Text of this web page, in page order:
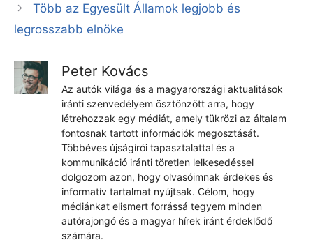
Több az Egyesült Államok legjobb és
legrosszabb elnöke
Peter Kovács
Az autók világa és a magyarországi aktualitások
iránti szenvedélyem ösztönzött arra, hogy
létrehozzak egy médiát, amely tükrözi az általam
fontosnak tartott információk megosztását.
Többéves újságírói tapasztalattal és a
kommunikáció iránti töretlen lelkesedéssel
dolgozom azon, hogy olvasóimnak érdekes és
informatív tartalmat nyújtsak. Célom, hogy
médiánkat elismert forrássá tegyem minden
autórajongó és a magyar hírek iránt érdeklődő
számára.